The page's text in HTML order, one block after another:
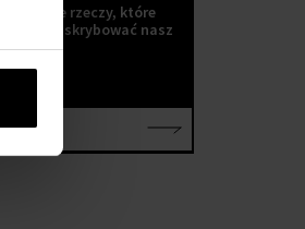
rzeczy, które
subskrybować nasz